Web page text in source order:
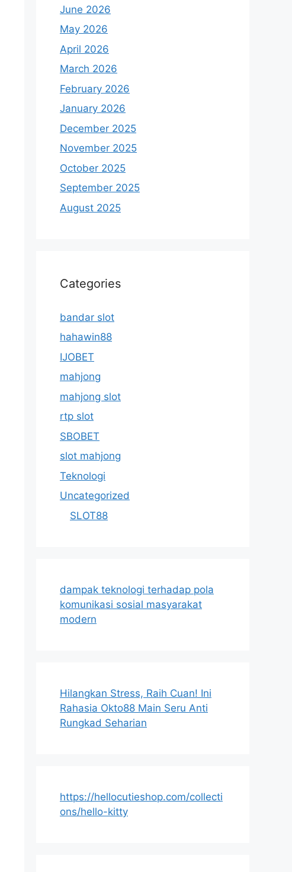
June 2026
May 2026
April 2026
March 2026
February 2026
January 2026
December 2025
November 2025
October 2025
September 2025
August 2025
Categories
bandar slot
hahawin88
IJOBET
mahjong
mahjong slot
rtp slot
SBOBET
slot mahjong
Teknologi
Uncategorized
SLOT88
dampak teknologi terhadap pola
komunikasi sosial masyarakat
modern
Hilangkan Stress, Raih Cuan! Ini
Rahasia Okto88 Main Seru Anti
Rungkad Seharian
https://hellocutieshop.com/collecti
ons/hello-kitty